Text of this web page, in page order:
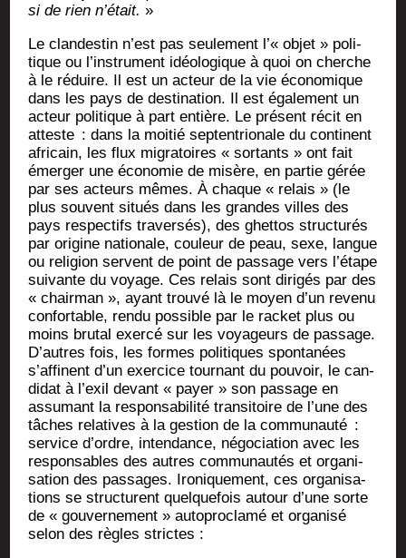
si de rien n’était. »
Le clan­des­tin n’est pas seule­ment l’« objet » poli­
tique ou l’instrument idéo­lo­gique à quoi on cherche
à le réduire. Il est un acteur de la vie éco­no­mique
dans les pays de des­ti­na­tion. Il est éga­le­ment un
acteur poli­tique à part entière. Le pré­sent récit en
atteste : dans la moi­tié sep­ten­trio­nale du conti­nent
afri­cain, les flux migra­toires « sor­tants » ont fait
émer­ger une éco­no­mie de misère, en par­tie gérée
par ses acteurs mêmes. À chaque « relais » (le
plus sou­vent situés dans les grandes villes des
pays res­pec­tifs tra­ver­sés), des ghet­tos struc­tu­rés
par ori­gine natio­nale, cou­leur de peau, sexe, langue
ou reli­gion servent de point de pas­sage vers l’étape
sui­vante du voyage. Ces relais sont diri­gés par des
« chair­man », ayant trou­vé là le moyen d’un reve­nu
confor­table, ren­du pos­sible par le racket plus ou
moins bru­tal exer­cé sur les voya­geurs de pas­sage.
D’autres fois, les formes poli­tiques spon­ta­nées
s’affinent d’un exer­cice tour­nant du pou­voir, le can­
di­dat à l’exil devant « payer » son pas­sage en
assu­mant la res­pon­sa­bi­li­té tran­si­toire de l’une des
tâches rela­tives à la ges­tion de la com­mu­nau­té :
ser­vice d’ordre, inten­dance, négo­cia­tion avec les
res­pon­sables des autres com­mu­nau­tés et orga­ni­
sa­tion des pas­sages. Iro­ni­que­ment, ces orga­ni­sa­
tions se struc­turent quel­que­fois autour d’une sorte
de « gou­ver­ne­ment » auto­pro­cla­mé et orga­ni­sé
selon des règles strictes :